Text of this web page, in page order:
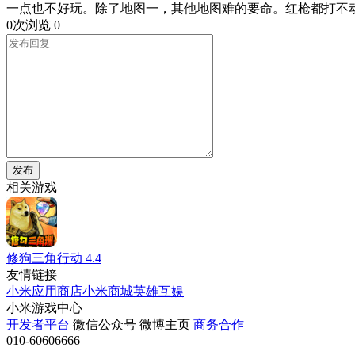
一点也不好玩。除了地图一，其他地图难的要命。红枪都打不
0次浏览 0
发布
相关游戏
修狗三角行动 4.4
友情链接
小米应用商店小米商城英雄互娱
小米游戏中心
开发者平台 微信公众号 微博主页 商务合作
010-60606666